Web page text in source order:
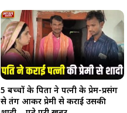
5 बच्चों के पिता ने पत्नी के प्रेम-प्रसंग
से तंग आकर प्रेमी से कराई उसकी